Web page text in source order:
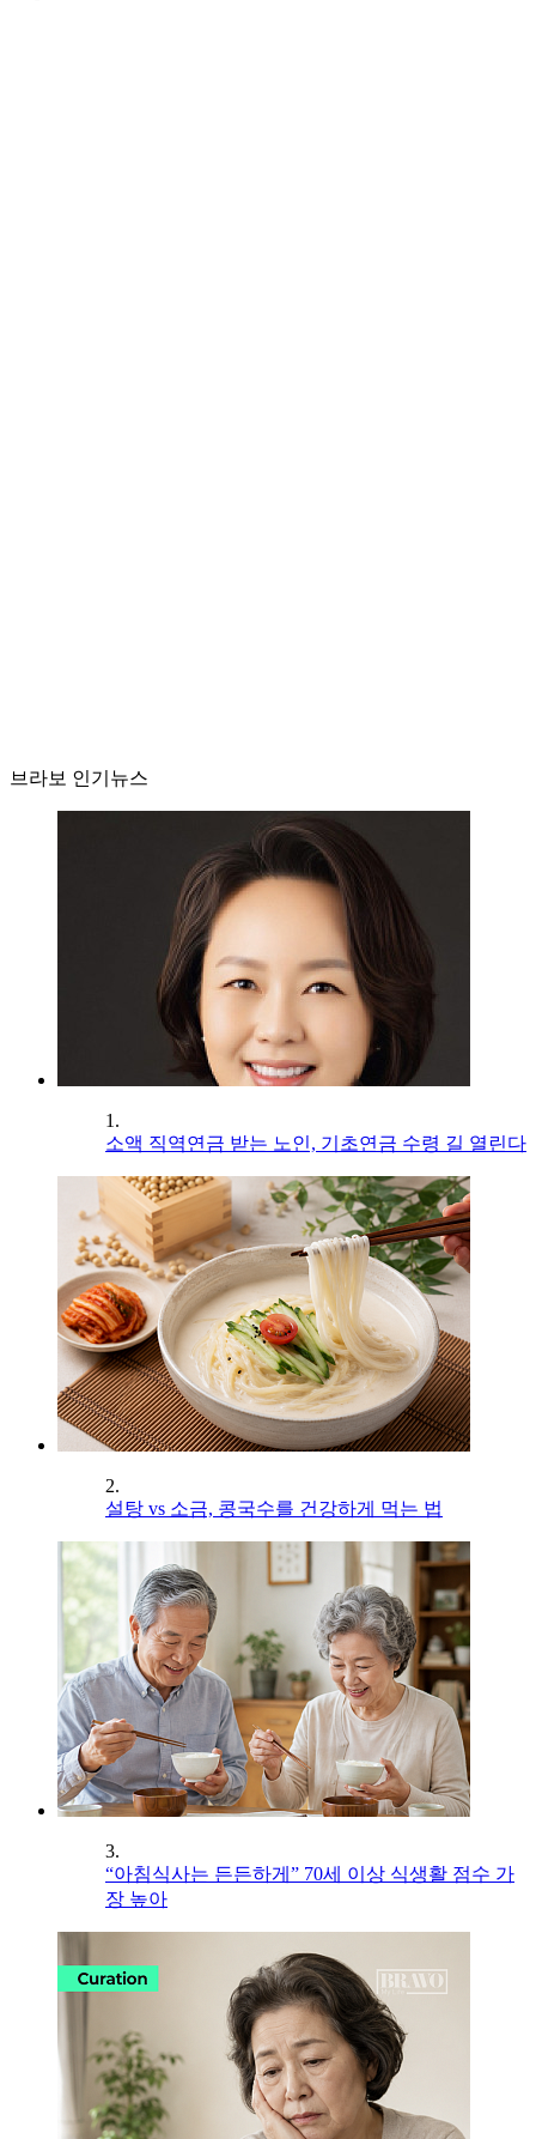
브라보 인기뉴스
1.
소액 직역연금 받는 노인, 기초연금 수령 길 열린다
2.
설탕 vs 소금, 콩국수를 건강하게 먹는 법
3.
“아침식사는 든든하게” 70세 이상 식생활 점수 가
장 높아